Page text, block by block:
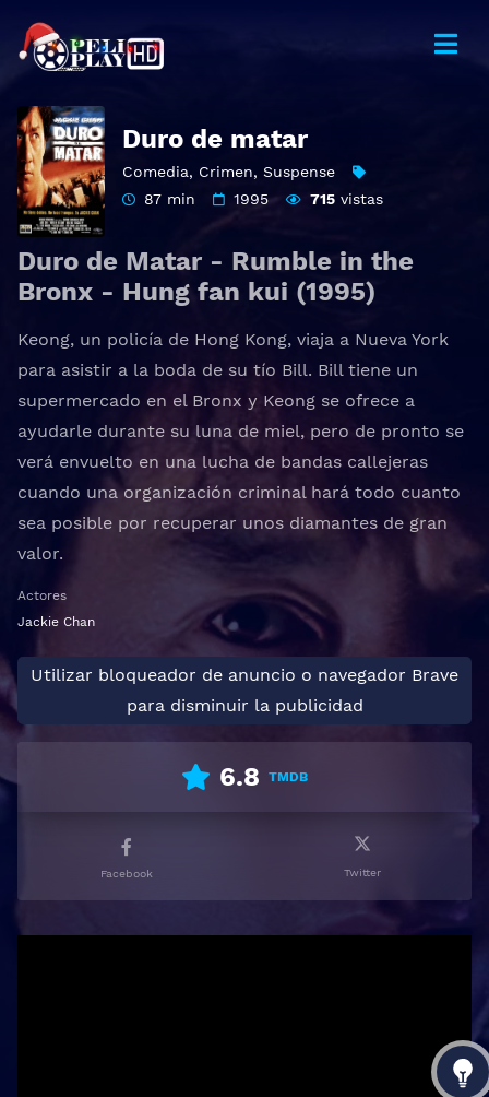
Duro de matar
Comedia, Crimen, Suspense
87 min
1995 715 vistas
Duro de Matar - Rumble in the
Bronx - Hung fan kui (1995)
Keong, un policía de Hong Kong, viaja a Nueva York
para asistir a la boda de su tío Bill. Bill tiene un
supermercado en el Bronx y Keong se ofrece a
ayudarle durante su luna de miel, pero de pronto se
verá envuelto en una lucha de bandas callejeras
cuando una organización criminal hará todo cuanto
sea posible por recuperar unos diamantes de gran
valor.
Actores
Jackie Chan
Utilizar bloqueador de anuncio o navegador Brave
para disminuir la publicidad
6.8 TMDB
Facebook Twitter